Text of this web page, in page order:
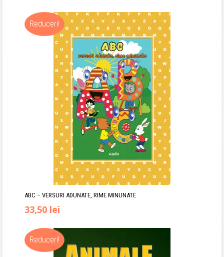
inițial
a
31,90 lei.
curent
este:
26,90 lei.
Reduceri!
ABC – VERSURI ADUNATE, RIME MINUNATE
Prețul
inițial
a
33,50 lei
curent
este:
Reduceri!